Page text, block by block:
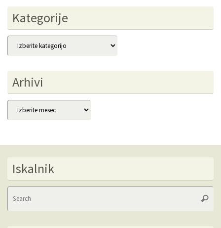
Kategorije
Kategorije
Arhivi
Arhivi
Iskalnik